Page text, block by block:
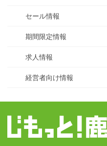
セール情報
期間限定情報
求人情報
経営者向け情報